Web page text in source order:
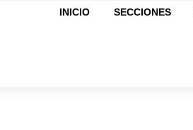
INICIO SECCIONES